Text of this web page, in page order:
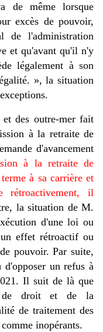
de même lorsque
excès de pouvoir,
de l'administration
et qu'avant qu'il n'y
légalement à son
», la situation
des outre-mer fait
à la retraite de
d'avancement
à la retraite de
à sa carrière et
rétroactivement, il
la situation de M.
d'une loi ou
effet rétroactif ou
pouvoir. Par suite,
un refus à
Il suit de là que
de droit et de la
de traitement des
inopérants.